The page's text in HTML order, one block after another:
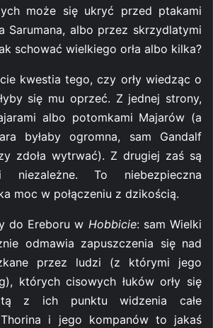
może się ukryć przed ptakami
Sarumana, albo przez skrzydlatymi
schować wielkiego orła albo kilka?
kwestia tego, czy orły wiedząc o
się mu oprzeć. Z jednej strony,
albo potomkami Majarów (a
byłaby ogromna, sam Gandalf
zdoła wytrwać). Z drugiej zaś są
niezależne. To niebezpieczna
moc w połączeniu z dzikością.
do Ereboru w Hobbicie: sam Wielki
odmawia zapuszczenia się nad
przez ludzi (z którymi jego
których cisowych łuków orły się
z ich punktu widzenia całe
Thorina i jego kompanów to jakaś